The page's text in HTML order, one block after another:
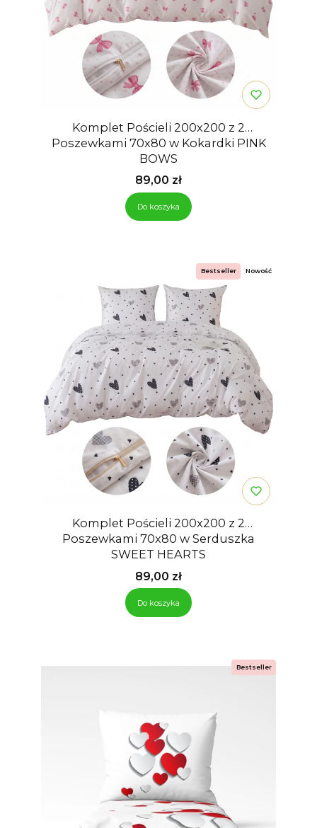
Komplet Pościeli 200x200 z 2
Poszewkami 70x80 w Kokardki PINK
BOWS
Cena
89,00 zł
Do koszyka
Bestseller Nowość
Komplet Pościeli 200x200 z 2
Poszewkami 70x80 w Serduszka
SWEET HEARTS
Cena
89,00 zł
Do koszyka
Bestseller